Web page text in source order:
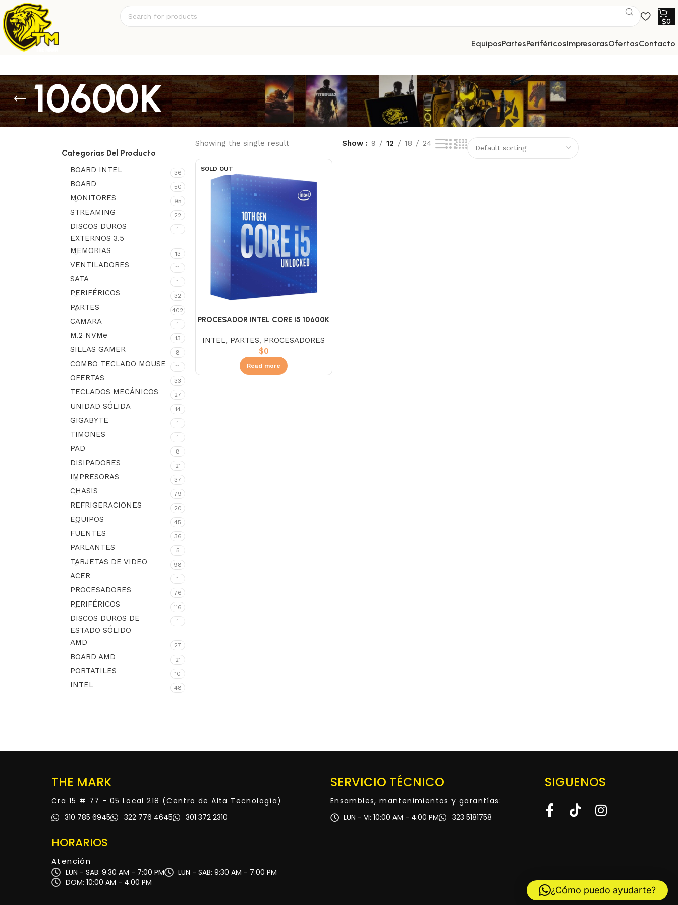
$0
equipos partes periféricos impresoras ofertas contacto
10600K
Categorías Del Producto
BOARD INTEL 36
BOARD 50
MONITORES 95
STREAMING 22
DISCOS DUROS
EXTERNOS 3.5
1
MEMORIAS 13
VENTILADORES 11
SATA 1
PERIFÉRICOS 32
PARTES 402
CAMARA 1
M.2 NVMe 13
SILLAS GAMER 8
COMBO TECLADO MOUSE 11
OFERTAS 33
TECLADOS MECÁNICOS 27
UNIDAD SÓLIDA 14
GIGABYTE 1
TIMONES 1
PAD 8
DISIPADORES 21
IMPRESORAS 37
CHASIS 79
REFRIGERACIONES 20
EQUIPOS 45
FUENTES 36
PARLANTES 5
TARJETAS DE VIDEO 98
ACER 1
PROCESADORES 76
PERIFÉRICOS 116
DISCOS DUROS DE
ESTADO SÓLIDO
1
AMD 27
BOARD AMD 21
PORTATILES 10
INTEL 48
Showing the single result Show 9 12 18 24
SOLD OUT
PROCESADOR INTEL CORE I5 10600K
INTEL, PARTES, PROCESADORES
$0
Read more
THE MARK
Cra 15 # 77 - 05 Local 218 (Centro de Alta Tecnología)
310 785 6945
322 776 4645 301 372 2310
HORARIOS
Atención
LUN - SAB: 9:30 AM - 7:00 PM
LUN - SAB: 9:30 AM - 7:00 PM
DOM: 10:00 AM - 4:00 PM
SERVICIO TÉCNICO
Ensambles, mantenimientos y garantías:
LUN - VI: 10:00 AM - 4:00 PM
323 5181758
SIGUENOS
¿Cómo puedo ayudarte?